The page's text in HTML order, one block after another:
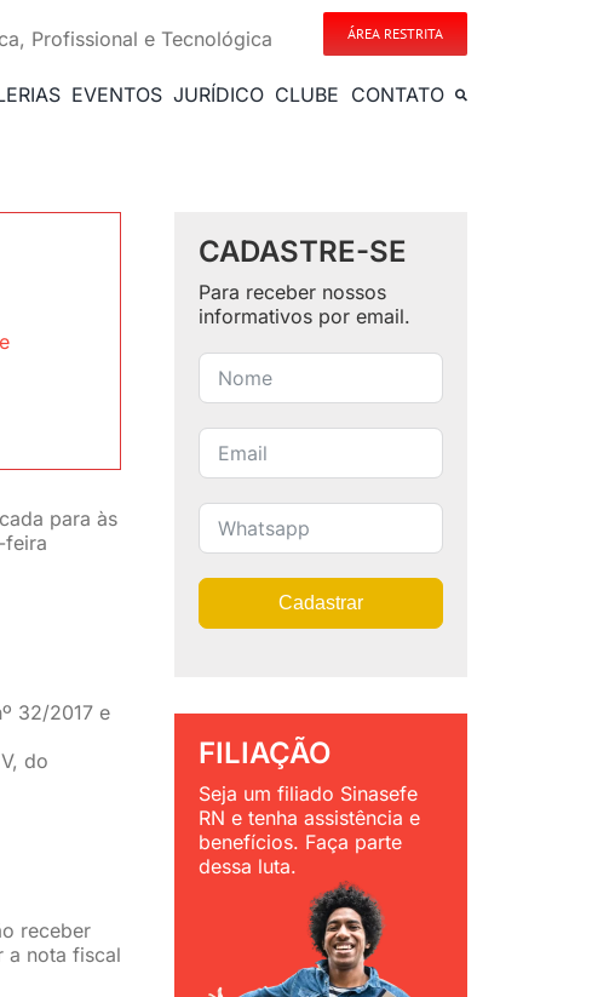
Profissional e Tecnológica ÁREA RESTRITA
EVENTOS JURÍDICO CLUBE CONTATO
para às
feira
32/2017 e
do
receber
a nota fiscal
CADASTRE-SE
Para receber nossos
informativos por email.
Cadastrar
FILIAÇÃO
Seja um filiado Sinasefe
RN e tenha assistência e
benefícios. Faça parte
dessa luta.